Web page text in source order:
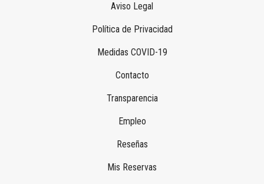
Aviso Legal
Política de Privacidad
Medidas COVID-19
Contacto
Transparencia
Empleo
Reseñas
Mis Reservas